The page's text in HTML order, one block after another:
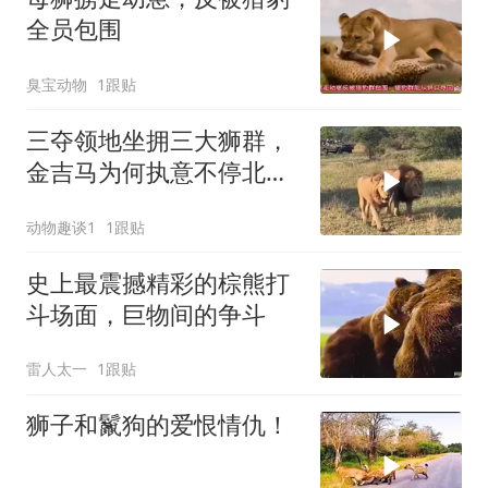
全员包围
臭宝动物 1跟贴
三夺领地坐拥三大狮群，
金吉马为何执意不停北
动物趣谈1 1跟贴
史上最震撼精彩的棕熊打
斗场面，巨物间的争斗
雷人太一 1跟贴
狮子和鬣狗的爱恨情仇！